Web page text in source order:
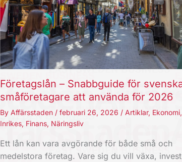
Företagslån – Snabbguide för
småföretagare att använda för 2026
By Affärsstaden / februari 26, 2026 / Artiklar, Ekonomi
Inrikes, Finans, Näringsliv
Ett lån kan vara avgörande för både små och
medelstora företag. Vare sig du vill växa,